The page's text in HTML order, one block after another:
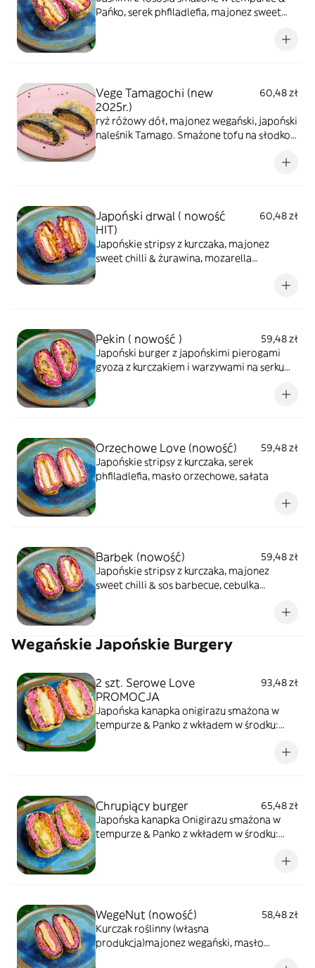
Pańko, serek phfiladlefia, majonez sweet
Vege Tamagochi (new
2025r.)
60,48 zł
ryż różowy dół, majonez wegański, japoński
naleśnik Tamago. Smażone tofu na słodko
Japoński drwal ( nowość
HIT)
60,48 zł
Japońskie stripsy z kurczaka, majonez
sweet chilli & żurawina, mozarella
Pekin ( nowość )
59,48 zł
Japoński burger z japońskimi pierogami
gyoza z kurczakiem i warzywami na serku
Orzechowe Love (nowość)
59,48 zł
Japońskie stripsy z kurczaka, serek
phfiladlefia, masło orzechowe, sałata
Barbek (nowość)
59,48 zł
Japońskie stripsy z kurczaka, majonez
sweet chilli & sos barbecue, cebulka
Wegańskie Japońskie Burgery
2 szt. Serowe Love
PROMOCJA
93,48 zł
Japońska kanapka onigirazu smażona w
tempurze & Panko z wkładem w środku:
Chrupiący burger
65,48 zł
Japońska kanapka Onigirazu smażona w
tempurze & Panko z wkładem w środku:
WegeNut (nowość)
58,48 zł
Kurczak roślinny (własna
produkcja)majonez wegański, masło